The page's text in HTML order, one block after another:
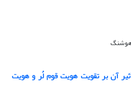
هوشنگ
آن بر تقویت هویت قوم لُر و هویت